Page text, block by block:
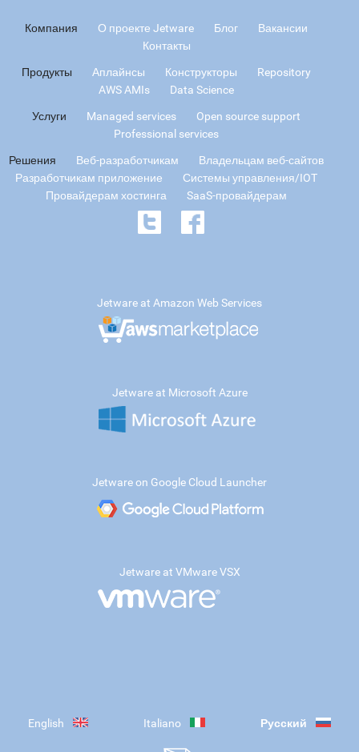
Компания О проекте Jetware Блог
Вакансии
Контакты
Продукты Аплайнсы Конструкторы
Repository
AWS AMIs
Data Science
Услуги Managed services
Open source support
Professional services
Решения Веб-разработчикам
Владельцам веб-сайтов
Разработчикам приложение
Системы управления/IOT
Провайдерам хостинга
SaaS-провайдерам
Jetware at Amazon Web Services
Jetware at Microsoft Azure
Jetware on Google Cloud Launcher
Jetware at VMware VSX
English Italiano Русский